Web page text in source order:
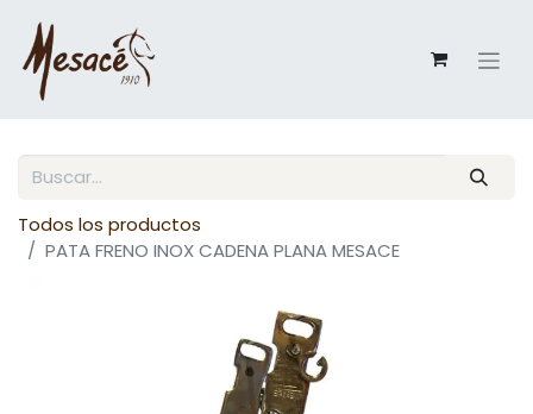
Todos los productos
PATA FRENO INOX CADENA PLANA MESACE